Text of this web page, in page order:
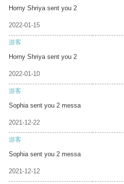
Horny Shriya sent you 2
2022-01-15
游客
Horny Shriya sent you 2
2022-01-10
游客
Sophia sent you 2 messa
2021-12-22
游客
Sophia sent you 2 messa
2021-12-12